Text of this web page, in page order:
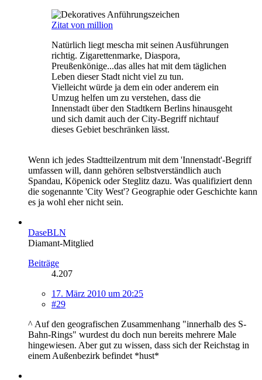
Zitat von million
Natürlich liegt mescha mit seinen Ausführungen
richtig. Zigarettenmarke, Diaspora,
Preußenkönige...das alles hat mit dem täglichen
Leben dieser Stadt nicht viel zu tun.
Vielleicht würde ja dem ein oder anderem ein
Umzug helfen um zu verstehen, dass die
Innenstadt über den Stadtkern Berlins hinausgeht
und sich damit auch der City-Begriff nichtauf
dieses Gebiet beschränken lässt.
Wenn ich jedes Stadtteilzentrum mit dem 'Innenstadt'-Begriff
umfassen will, dann gehören selbstverständlich auch
Spandau, Köpenick oder Steglitz dazu. Was qualifiziert denn
die sogenannte 'City West'? Geographie oder Geschichte kann
es ja wohl eher nicht sein.
DaseBLN
Diamant-Mitglied
Beiträge
4.207
17. März 2010 um 20:25
#29
^ Auf den geografischen Zusammenhang "innerhalb des S-
Bahn-Rings" wurdest du doch nun bereits mehrere Male
hingewiesen. Aber gut zu wissen, dass sich der Reichstag in
einem Außenbezirk befindet *hust*